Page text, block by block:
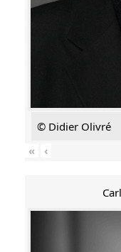
© Didier Olivré
«
‹